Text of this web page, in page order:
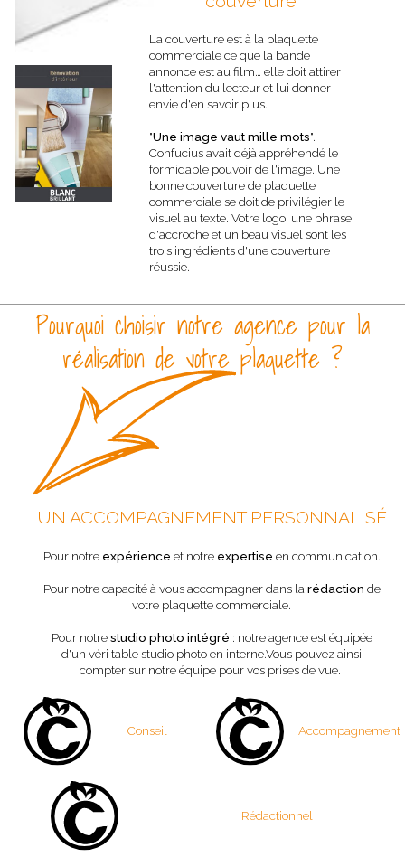
La couverture est à la plaquette
commerciale ce que la bande
annonce est au film… elle doit attirer
l'attention du lecteur et lui donner
envie d'en savoir plus.
"Une image vaut mille mots".
Confucius avait déjà appréhendé le
formidable pouvoir de l'image. Une
bonne couverture de plaquette
commerciale se doit de privilégier le
visuel au texte. Votre logo, une phrase
d'accroche et un beau visuel sont les
trois ingrédients d'une couverture
réussie.
Pourquoi choisir notre agence pour la
réalisation de votre plaquette ?
UN ACCOMPAGNEMENT PERSONNALISÉ
Pour notre expérience et notre expertise en communication.
Pour notre capacité à vous accompagner dans la rédaction de
votre plaquette commerciale.
Pour notrestudio photo intégré : notre agence est équipée
d'un véri table studio photo en interne.Vous pouvez ainsi
compter sur notre équipe pour vos prises de vue.
Conseil Accompagnement
Rédactionnel